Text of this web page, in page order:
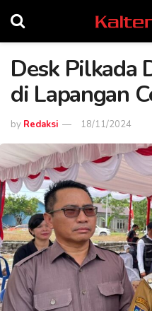
Desk Pilkada
di Lapangan
by Redaksi 18/11/2024